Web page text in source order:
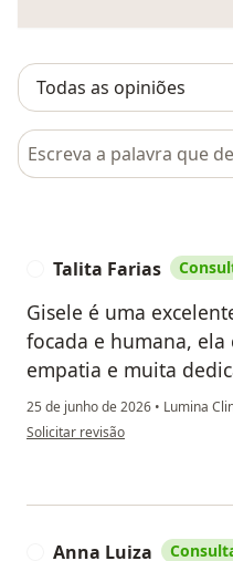
Pesquisar em opiniões
Talita Farias
Gisele é uma
focada e humana,
empatia e muita
25 de junho de 2026 • Lumina
na opinião do utilizador Talita
Solicitar revisão
Anna Luiza